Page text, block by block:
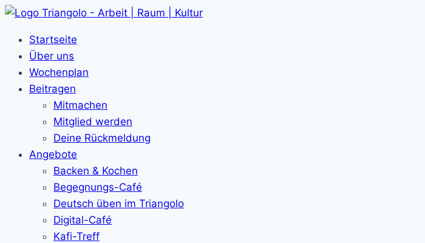
Zum
springenStartseite
Über uns
Wochenplan
Beitragen
Mitmachen
Mitglied werden
Deine Rückmeldung
Angebote
Backen & Kochen
Begegnungs-Café
Deutsch üben im Triangolo
Digital-Café
Kafi-Treff